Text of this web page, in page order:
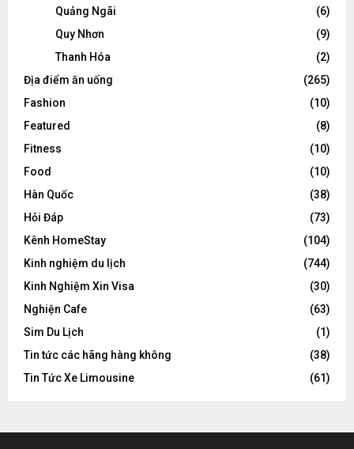
Quảng Ngãi
(6)
Quy Nhơn
(9)
Thanh Hóa
(2)
Địa điểm ăn uống
(265)
Fashion
(10)
Featured
(8)
Fitness
(10)
Food
(10)
Hàn Quốc
(38)
Hỏi Đáp
(73)
Kênh HomeStay
(104)
Kinh nghiệm du lịch
(744)
Kinh Nghiệm Xin Visa
(30)
Nghiện Cafe
(63)
Sim Du Lịch
(1)
Tin tức các hãng hàng không
(38)
Tin Tức Xe Limousine
(61)